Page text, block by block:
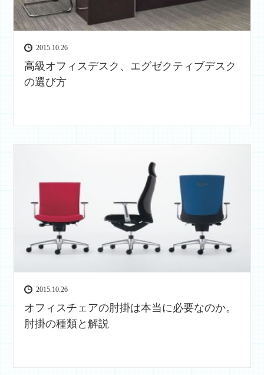
2015.10.26
高級オフィスデスク、エグゼクティブデスク
の選び方
2015.10.26
オフィスチェアの肘掛は本当に必要なのか。
肘掛の種類と解説